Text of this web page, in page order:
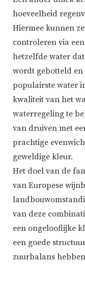
hoeveelheid
Hiermee kunnen
controleren via
hetzelfde water
wordt gebotteld
populairste water
kwaliteit van het
waterregeling te
van druiven met
prachtige
geweldige kleur.
Het doel van de
van Europese
van deze
een ongelooflijke
een goede
zuurbalans